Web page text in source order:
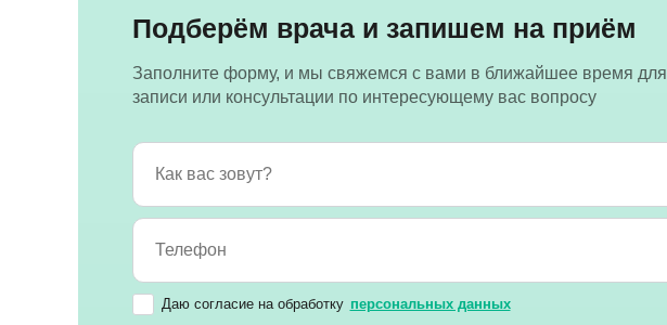
Подберём врача и запишем на приём
Заполните форму, и мы свяжемся с вами в ближайшее время для
записи или консультации по интересующему вас вопросу
Даю согласие на обработку персональных данных